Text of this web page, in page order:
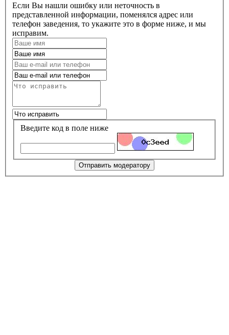
Если Вы нашли ошибку или неточность в
представленной информации, поменялся адрес или
телефон заведения, то укажите это в форме ниже, и мы
исправим.
Введите код в поле ниже
Отправить модератору